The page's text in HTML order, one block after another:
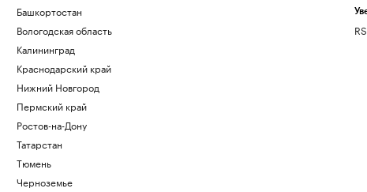
спрос
на грани
Башкортостан
Вологодская область
Калининград
Краснодарский край
Нижний Новгород
Пермский край
Ростов-на-Дону
Татарстан
Тюмень
Черноземье